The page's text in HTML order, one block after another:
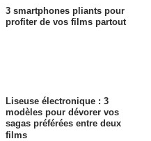
3 smartphones pliants pour
profiter de vos films partout
Liseuse électronique : 3
modèles pour dévorer vos
sagas préférées entre deux
films